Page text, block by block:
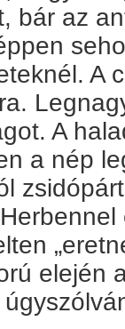
bár az
A
A
a nép
elején